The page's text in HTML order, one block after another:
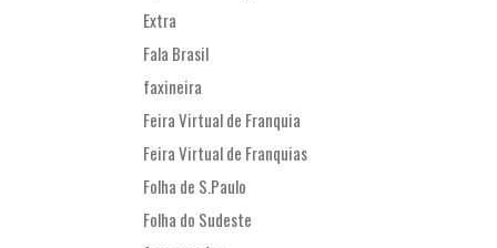
Extra
Fala Brasil
faxineira
Feira Virtual de Franquia
Feira Virtual de Franquias
Folha de S.Paulo
Folha do Sudeste